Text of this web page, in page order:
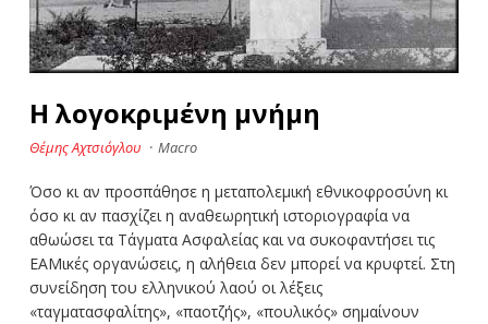
Η λογοκριμένη μνήμη
Θέμης Αχτσιόγλου · Macro
Όσο κι αν προσπάθησε η μεταπολεμική εθνικοφροσύνη κι
όσο κι αν πασχίζει η αναθεωρητική ιστοριογραφία να
αθωώσει τα Τάγματα Ασφαλείας και να συκοφαντήσει τις
ΕΑΜικές οργανώσεις, η αλήθεια δεν μπορεί να κρυφτεί. Στη
συνείδηση του ελληνικού λαού οι λέξεις
«ταγματασφαλίτης», «παοτζής», «πουλικός» σημαίνουν